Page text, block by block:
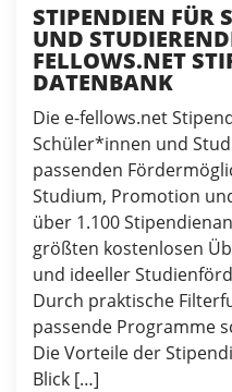
STIPENDIEN FÜR
UND
FELLOWS.NET
DATENBANK
Die e-fellows.net
Schüler*innen und
passenden
Studium, Promotion
über 1.100
größten kostenlosen
und ideeller
Durch praktische
passende Programme
Die Vorteile der
Blick […]